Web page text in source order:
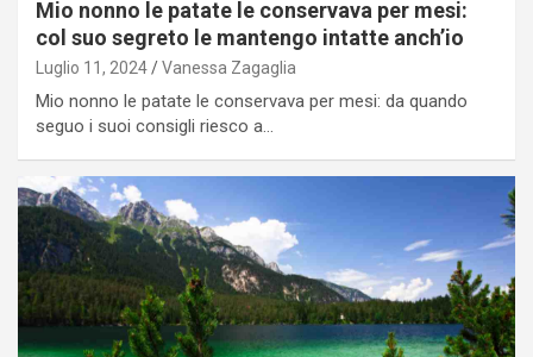
Mio nonno le patate le conservava per mesi:
col suo segreto le mantengo intatte anch’io
Luglio 11, 2024 Vanessa Zagaglia
Mio nonno le patate le conservava per mesi: da quando
seguo i suoi consigli riesco a…